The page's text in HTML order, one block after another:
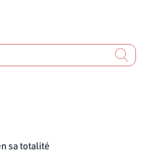
sa totalité